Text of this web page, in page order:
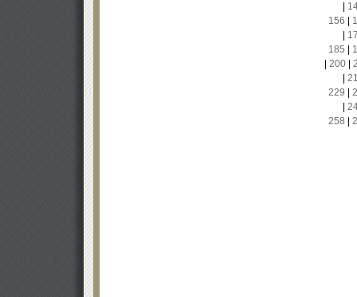
156
185
200|
229
258